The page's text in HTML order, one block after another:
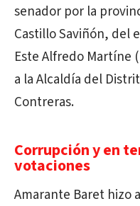
senador por la
Castillo Saviñón, del
Este Alfredo Martíne
a la Alcaldía del
Contreras.
Corrupción y en
votaciones
Amarante Baret hizo